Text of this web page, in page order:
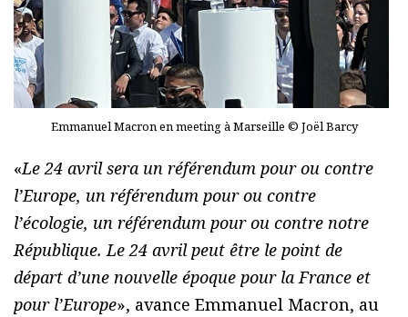
Emmanuel Macron en meeting à Marseille © Joël Barcy
«Le 24 avril sera un référendum pour ou contre
l’Europe, un référendum pour ou contre
l’écologie, un référendum pour ou contre notre
République. Le 24 avril peut être le point de
départ d’une nouvelle époque pour la France et
pour l’Europe», avance Emmanuel Macron, au